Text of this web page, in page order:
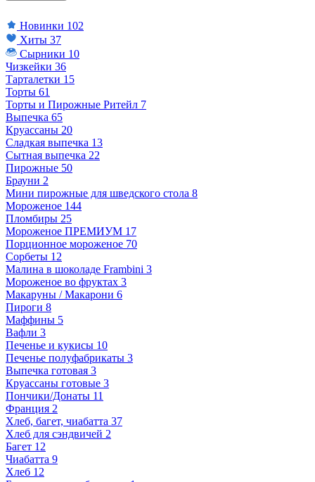
Новинки 102
Хиты 37
Сырники 10
Чизкейки 36
Тарталетки 15
Торты 61
Торты и Пирожные Ритейл 7
Выпечка 65
Круассаны 20
Сладкая выпечка 13
Сытная выпечка 22
Пирожные 50
Брауни 2
Мини пирожные для шведского стола 8
Мороженое 144
Пломбиры 25
Мороженое ПРЕМИУМ 17
Порционное мороженое 70
Сорбеты 12
Малина в шоколаде Frambini 3
Мороженое во фруктах 3
Макаруны / Макарони 6
Пироги 8
Маффины 5
Вафли 3
Печенье и кукисы 10
Печенье полуфабрикаты 3
Выпечка готовая 3
Круассаны готовые 3
Пончики/Донаты 11
Франция 2
Хлеб, багет, чиабатта 37
Хлеб для сэндвичей 2
Багет 12
Чиабатта 9
Хлеб 12